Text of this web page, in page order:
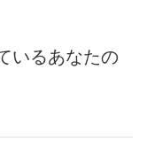
いるあなたの